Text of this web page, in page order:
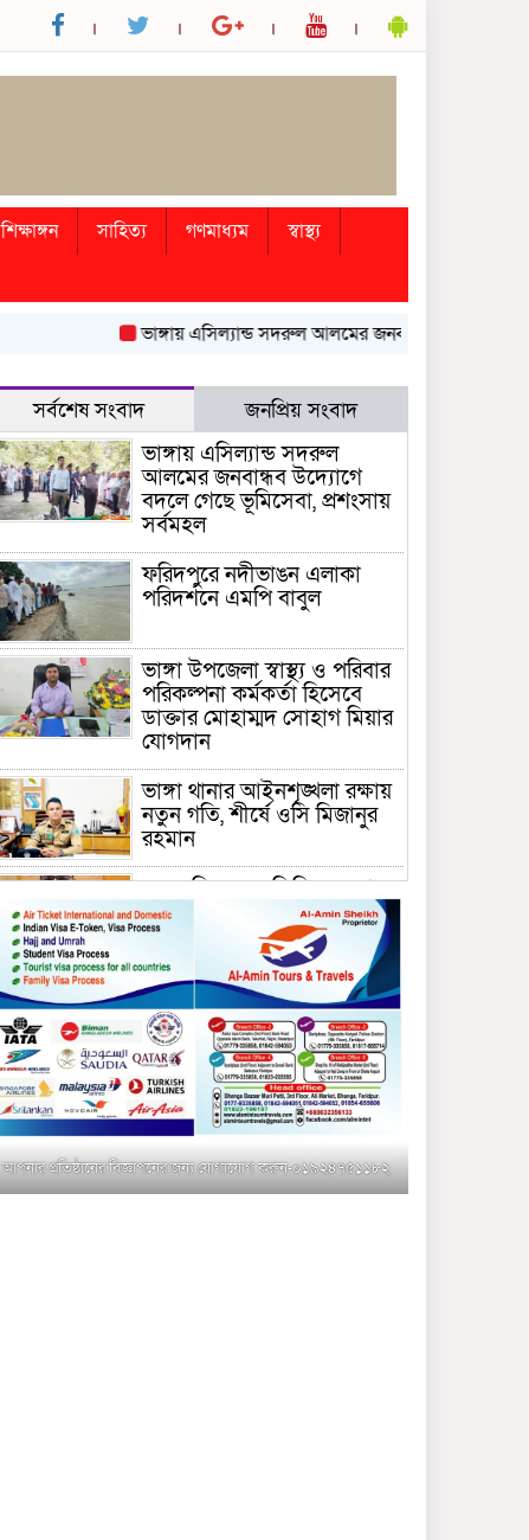
শিক্ষাঙ্গন সাহিত্য গণমাধ্যম
স্বাস্থ্য
ভাঙ্গায় এসিল্যান্ড সদরুল আলমের জনবান্ধব উদ্যোগে বদলে
সর্বশেষ সংবাদ জনপ্রিয় সংবাদ
ভাঙ্গায় এসিল্যান্ড সদরুল
আলমের জনবান্ধব উদ্যোগে
বদলে গেছে ভূমিসেবা, প্রশংসায়
সর্বমহল
ফরিদপুরে নদীভাঙন এলাকা
পরিদর্শনে এমপি বাবুল
ভাঙ্গা উপজেলা স্বাস্থ্য ও পরিবার
পরিকল্পনা কর্মকর্তা হিসেবে
ডাক্তার মোহাম্মদ সোহাগ মিয়ার
যোগদান
ভাঙ্গা থানার আইনশৃঙ্খলা রক্ষায়
নতুন গতি, শীর্ষে ওসি মিজানুর
রহমান
ময়মনসিংহের অতিরিক্ত জেলা
প্রশাসক (রাজস্ব) আজিম উদ্দিন
ভূমি মন্ত্রণালয়ে পদায়ন
সাবেক এমপির প্রেস সেক্রেটারি
রফিকের ক্ষমতার দাপট ও গণ-
অসন্তোষের তথ্য গায়েব করে
ত্রিশাল থানার সাজানো রিপোর্ট
মুক্তাগাছায় জুলাই শহীদ
সামিদের কবর জিয়ারত ও পৌর
কমিটির কার্যক্রম শুরু
শহিদুল ইসলাম বাবুলের হাত
আপনার প্রতিষ্ঠানের বিজ্ঞাপনের জন্য যোগাযোগ করুন-০১৯২৪৭৫১১৮২